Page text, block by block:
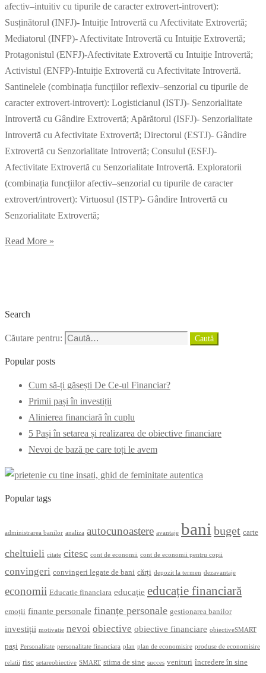
afectiv–intuitiv cu tipurile de caracter extrovert-introvert):
Susținătorul (INFJ)- Intuiție Introvertă cu Afectivitate Extrovertă;
Mediatorul (INFP)- Afectivitate Introvertă cu Intuiție Extrovertă;
Protagonistul (ENFJ)-Afectivitate Extrovertă cu Intuiție Introvertă;
Activistul (ENFP)-Intuiție Extrovertă cu Afectivitate Introvertă.
Santinelele (combinația funcțiilor reflexiv–senzorial cu tipurile de
caracter extrovert-introvert): Logisticianul (ISTJ)- Senzorialitate
Introvertă cu Gândire Extrovertă; Apărătorul (ISFJ)- Senzorialitate
Introvertă cu Afectivitate Extrovertă; Directorul (ESTJ)- Gândire
Extrovertă cu Senzorialitate Introvertă; Consulul (ESFJ)-
Afectivitate Extrovertă cu Senzorialitate Introvertă. Exploratorii
(combinația funcțiilor afectiv–senzorial cu tipurile de caracter
extrovert/introvert): Virtuosul (ISTP)- Gândire Introvertă cu
Senzorialitate Extrovertă;
Read More »
Search
Căutare pentru: Caută
Popular posts
Cum să-ți găsești De Ce-ul Financiar?
Primii pași în investiții
Alinierea financiară în cuplu
5 Pași în setarea și realizarea de obiective financiare
Nevoi de bază pe care toți le avem
Popular tags
administrarea banilor analiza autocunoastere avantaje bani buget carte
cheltuieli citate citesc cont de economii cont de economii pentru copii
convingeri convingeri legate de bani cărți depozit la termen dezavantaje
economii Educatie financiara educație educație financiară
emoții finante personale finanțe personale gestionarea banilor
investiții motivatie nevoi obiective obiective financiare obiectiveSMART
pași Personalitate personalitate financiara plan plan de economisire produse de economisire
relatii risc setareobiective SMART stima de sine succes venituri încredere în sine